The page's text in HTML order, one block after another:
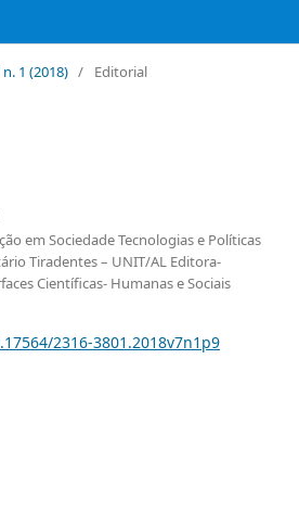
n. 1 (2018) / Editorial
em Sociedade Tecnologias e Políticas
Tiradentes – UNIT/AL Editora-
Científicas- Humanas e Sociais
2316-3801.2018v7n1p9